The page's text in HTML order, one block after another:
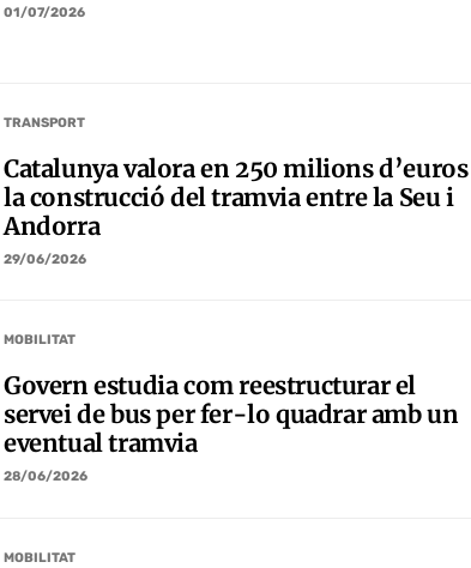
01/07/2026
TRANSPORT
Catalunya valora en 250 milions d’euros
la construcció del tramvia entre la Seu i
Andorra
29/06/2026
MOBILITAT
Govern estudia com reestructurar el
servei de bus per fer-lo quadrar amb un
eventual tramvia
28/06/2026
MOBILITAT